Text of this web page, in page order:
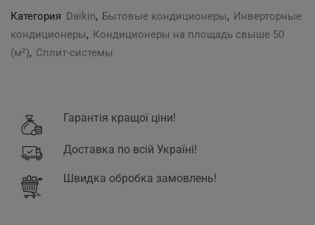
Категория Daikin, Бытовые кондиционеры, Инверторные
кондиционеры, Кондиционеры на площадь свыше 50
(м²), Сплит-системы
Гарантія кращої ціни!
Доставка по всій Україні!
Швидка обробка замовлень!